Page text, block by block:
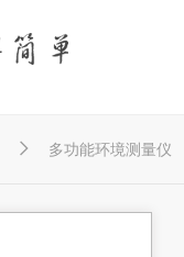
 多功能环境测量仪